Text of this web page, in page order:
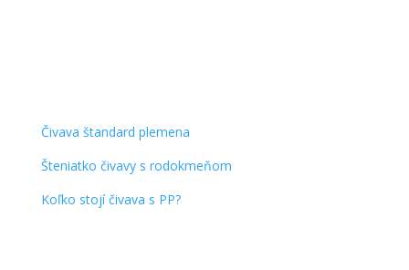
Čivava štandard plemena
Šteniatko čivavy s rodokmeňom
Koľko stojí čivava s PP?